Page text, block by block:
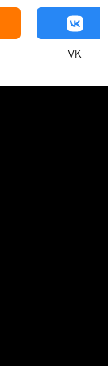
VK